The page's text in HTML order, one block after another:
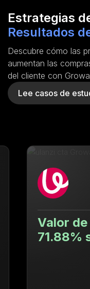
Estrategias
Resultados
Descubre cómo las
aumentan las
del cliente con
Lee casos de
Valor de
71.88%